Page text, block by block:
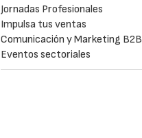
Jornadas Profesionales
Impulsa tus ventas
Comunicación y Marketing B2B
Eventos sectoriales